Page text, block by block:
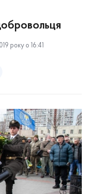
року о 16:41